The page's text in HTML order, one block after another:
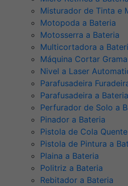
Misturador de Tinta e
Motopoda a Bateria
Motosserra a Bateria
Multicortadora a
Máquina Cortar
Nivel a Laser
Parafusadeira
Parafusadeira a Bateria
Perfurador de Solo a
Pinador a Bateria
Pistola de Cola
Pistola de Pintura a
Plaina a Bateria
Politriz a Bateria
Rebitador a Bateria